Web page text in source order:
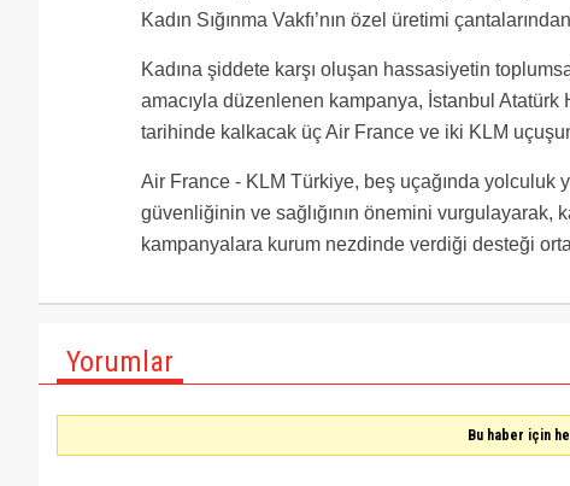
Kadın Sığınma Vakfı’nın özel üretimi
Kadına şiddete karşı oluşan hassasiyetin
amacıyla düzenlenen kampanya, İstanbul Atatürk
tarihinde kalkacak üç Air France ve iki KLM
Air France - KLM Türkiye, beş uçağında yolculuk
güvenliğinin ve sağlığının önemini
kampanyalara kurum nezdinde verdiği desteği
Yorumlar
Bu haber için